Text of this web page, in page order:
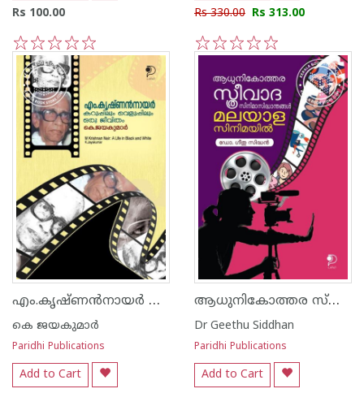
Rs 100.00
5
4
3
2
1
Rs 330.00 Rs 313.00
5
4
3
2
1
എം.കൃഷ്ണൻനായർ കറുപ്പിലും വെളുപ്പിലും ഒരു ജീവിതം
കെ ജയകുമാര്‍
Paridhi Publications
Add to Cart
ആധുനികോത്തര സ്ത്രീവാദ സിനിമാസിദ്ധാന്തങ്ങൾ മലയാള സിനിമയിൽ
Dr Geethu Siddhan
Paridhi Publications
Add to Cart